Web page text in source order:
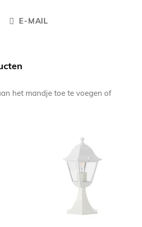
E-MAIL
het mandje toe te voegen of